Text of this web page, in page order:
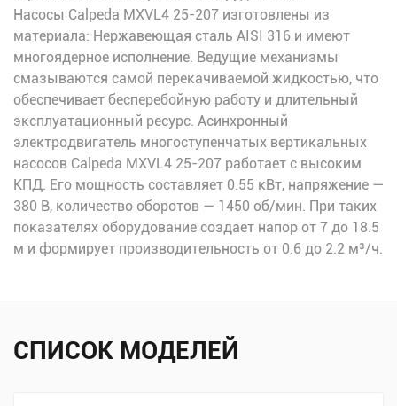
Насосы Calpeda MXVL4 25-207 изготовлены из
материала: Нержавеющая сталь AISI 316 и имеют
многоядерное исполнение. Ведущие механизмы
смазываются самой перекачиваемой жидкостью, что
обеспечивает бесперебойную работу и длительный
эксплуатационный ресурс. Асинхронный
электродвигатель многоступенчатых вертикальных
насосов Calpeda MXVL4 25-207 работает с высоким
КПД. Его мощность составляет 0.55 кВт, напряжение —
380 В, количество оборотов — 1450 об/мин. При таких
показателях оборудование создает напор от 7 до 18.5
м и формирует производительность от 0.6 до 2.2 м³/ч.
СПИСОК МОДЕЛЕЙ